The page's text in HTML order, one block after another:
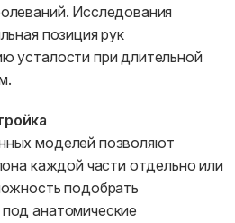
Исследования
позиция рук
усталости при длительной
моделей позволяют
каждой части отдельно или
подобрать
анатомические